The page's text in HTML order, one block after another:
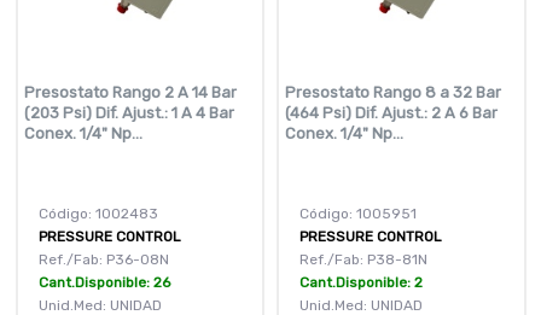
Presostato Rango 2 A 14 Bar
(203 Psi) Dif. Ajust.: 1 A 4 Bar
Conex. 1/4" Np...
Código: 1002483
PRESSURE CONTROL
Ref./Fab: P36-08N
Cant.Disponible: 26
Unid.Med: UNIDAD
Presostato Rango 8 a 32 Bar
(464 Psi) Dif. Ajust.: 2 A 6 Bar
Conex. 1/4" Np...
Código: 1005951
PRESSURE CONTROL
Ref./Fab: P38-81N
Cant.Disponible: 2
Unid.Med: UNIDAD